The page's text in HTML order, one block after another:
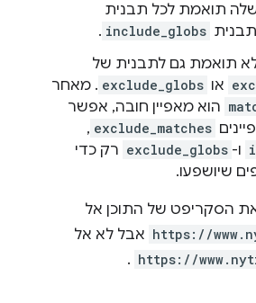
include_globs
.
או exclude_globs . מאחר
הוא מאפיין חובה, אפשר
exclude_matches
,
ו- exclude_globs רק כדי
שיושפעו.
הסקריפט של התוכן אל
https:// אבל לא אל
https://
.